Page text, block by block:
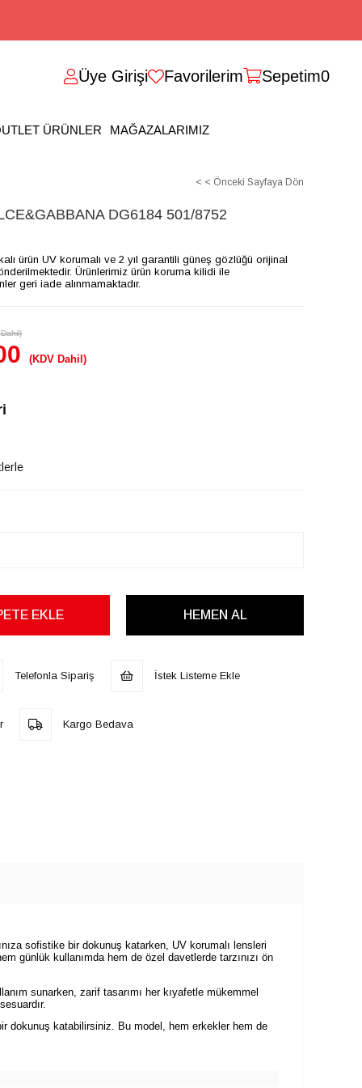
Üye Girişi Favorilerim Sepetim0
ÜRÜNLER MAĞAZALARIMIZ
< < Önceki Sayfaya Dön
DG6184 501/8752
ürün UV korumalı ve 2 yıl garantili güneş gözlüğü orijinal
Ürünlerimiz ürün koruma kilidi ile
geri iade alınmamaktadır.
(KDV Dahil)
Telefonla Sipariş İstek Listeme Ekle
Kargo Bedava
sofistike bir dokunuş katarken, UV korumalı lensleri
günlük kullanımda hem de özel davetlerde tarzınızı ön
sunarken, zarif tasarımı her kıyafetle mükemmel
dokunuş katabilirsiniz. Bu model, hem erkekler hem de